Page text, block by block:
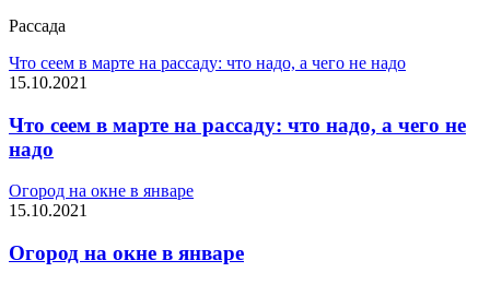
Рассада
Что сеем в марте на рассаду: что надо, а чего не надо
15.10.2021
Что сеем в марте на рассаду: что надо, а чего не
надо
Огород на окне в январе
15.10.2021
Огород на окне в январе